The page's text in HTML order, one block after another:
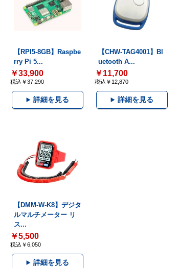
【RPI5-8GB】Raspbe
rry Pi 5...
￥33,900
税込￥37,290
詳細を見る
【CHW-TAG4001】Bl
uetooth A...
￥11,700
税込￥12,870
詳細を見る
【DMM-W-K8】デジタ
ルマルチメーター リ
ス...
￥5,500
税込￥6,050
詳細を見る